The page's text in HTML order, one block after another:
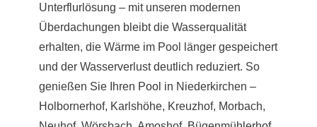
Unterflurlösung – mit unseren modernen
Überdachungen bleibt die Wasserqualität
erhalten, die Wärme im Pool länger gespeichert
und der Wasserverlust deutlich reduziert. So
genießen Sie Ihren Pool in Niederkirchen –
Holbornerhof, Karlshöhe, Kreuzhof, Morbach,